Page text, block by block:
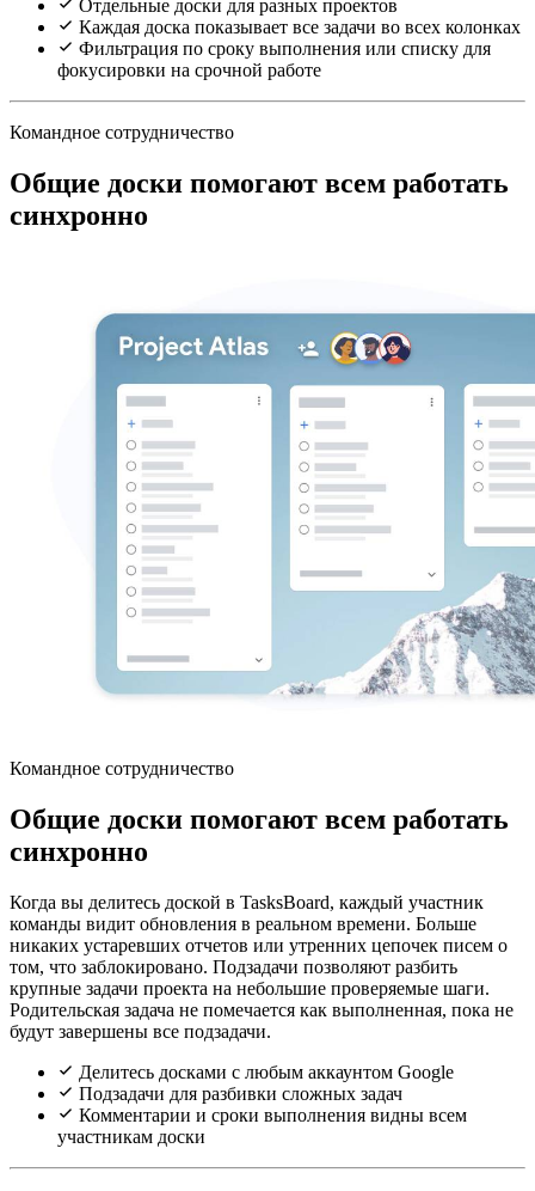
Отдельные доски для разных проектов
Каждая доска показывает все задачи во всех колонках
Фильтрация по сроку выполнения или списку для
фокусировки на срочной работе
Командное сотрудничество
Общие доски помогают всем работать
синхронно
Командное сотрудничество
Общие доски помогают всем работать
синхронно
Когда вы делитесь доской в TasksBoard, каждый участник
команды видит обновления в реальном времени. Больше
никаких устаревших отчетов или утренних цепочек писем о
том, что заблокировано. Подзадачи позволяют разбить
крупные задачи проекта на небольшие проверяемые шаги.
Родительская задача не помечается как выполненная, пока не
будут завершены все подзадачи.
Делитесь досками с любым аккаунтом Google
Подзадачи для разбивки сложных задач
Комментарии и сроки выполнения видны всем
участникам доски